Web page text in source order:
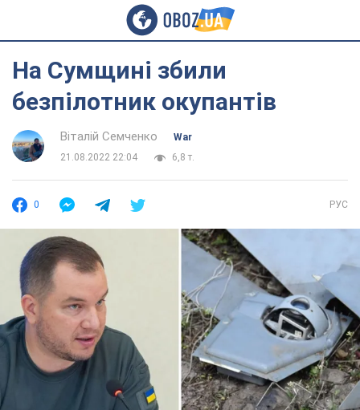
На Сумщині збили
безпілотник окупантів
Віталій Семченко
War
21.08.2022 22:04
6,8 т.
0 РУС